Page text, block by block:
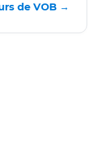
de VOB →